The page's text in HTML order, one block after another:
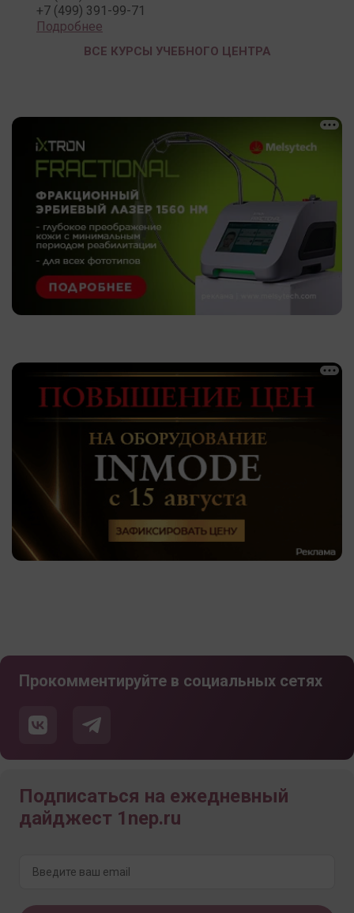
+7 (499) 391-99-71
Подробнее
ВСЕ КУРСЫ УЧЕБНОГО ЦЕНТРА
Прокомментируйте в социальных сетях
Подписаться на ежедневный
дайджест 1nep.ru